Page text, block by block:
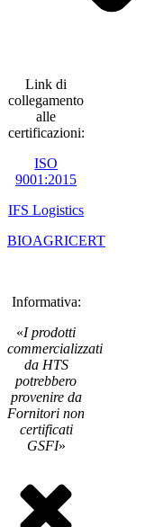
Link di
collegamento
alle
certificazioni:
ISO
9001:2015
IFS Logistics
BIOAGRICERT
Informativa:
«I prodotti
commercializzati
da HTS
potrebbero
provenire da
Fornitori non
certificati
GSFI»